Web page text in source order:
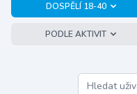
DOSPĚLÍ 18-40
PODLE AKTIVIT